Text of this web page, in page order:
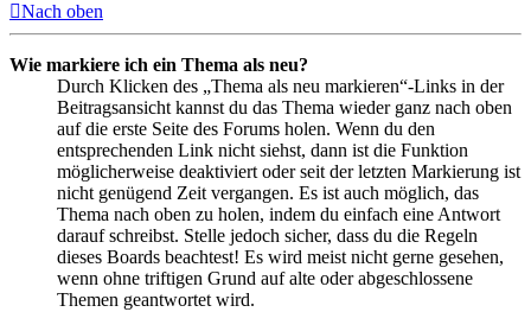
Nach oben
Wie markiere ich ein Thema als neu?
Durch Klicken des „Thema als neu markieren“-Links in der
Beitragsansicht kannst du das Thema wieder ganz nach oben
auf die erste Seite des Forums holen. Wenn du den
entsprechenden Link nicht siehst, dann ist die Funktion
möglicherweise deaktiviert oder seit der letzten Markierung ist
nicht genügend Zeit vergangen. Es ist auch möglich, das
Thema nach oben zu holen, indem du einfach eine Antwort
darauf schreibst. Stelle jedoch sicher, dass du die Regeln
dieses Boards beachtest! Es wird meist nicht gerne gesehen,
wenn ohne triftigen Grund auf alte oder abgeschlossene
Themen geantwortet wird.